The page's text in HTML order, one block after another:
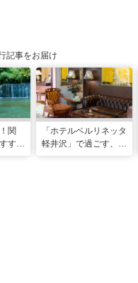
記事をお届け
関
すめ
「ホテルベルリネッタ
軽井沢」で過ごす、ア